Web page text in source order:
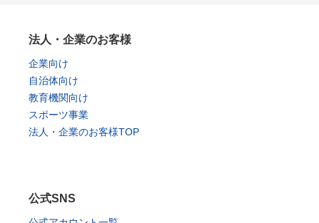
法人・企業のお客様
企業向け
自治体向け
教育機関向け
スポーツ事業
法人・企業のお客様TOP
公式SNS